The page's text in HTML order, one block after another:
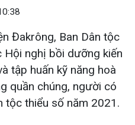
Đakrông, Ban Dân tộc
nghị bồi dưỡng kiến
tập huấn kỹ năng hoà
quần chúng, người có
tộc thiểu số năm 2021.